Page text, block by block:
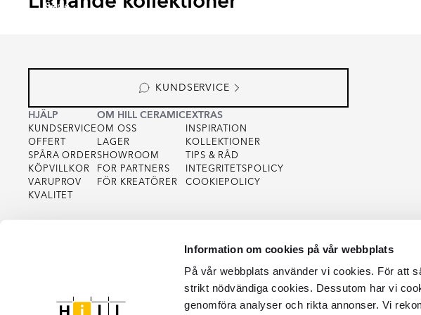
Information om cookies på vår webbplats
På vår webbplats använder vi cookies. För att
strikt nödvändiga cookies. Dessutom har vi
genomföra analyser och rikta annonser. Vi
Serie
Serie
KUNDSERVICE
HJÄLP
KUNDSERVICE
OFFERT
SPÅRA ORDER
KÖPVILLKOR
VARUPROV
KVALITET
OM HILL CERAMIC
OM OSS
LAGER
SHOWROOM
FOR PARTNERS
FÖR KREATÖRER
EXTRAS
INSPIRATION
KOLLEKTIONER
TIPS & RÅD
INTEGRITETSPOLICY
COOKIEPOLICY